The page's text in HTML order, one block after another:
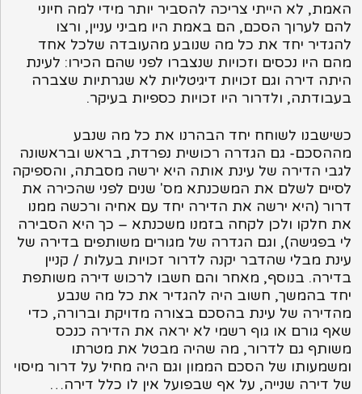
האמת, לא הייתי צריכה להסביר יותר מידי למה חיוני
להם לערוך הסכם, הם באמת היו מביני עניין, ורצו
להגדיר יחד את כל מה שנובע מהעובדה שלכל אחד
מהם היו נכסים וזכויות שנצברו לפני שהם הכירו: לעינת
היתה דירה וגם זכויות דיגיטליות לא שגרתיות שצברה
בעבודתה, ולדרור היו זכויות כספיות בעיקר.
כשישבנו לשוחח יחד הבהרנו את כל מה שנבע
מההסכם- גם הגדרה רכושית נפרדת, בראש ובראשונה
לגבי הדירה של עינת אותה היא ירשה מסבתה, והספיקה
לסיים לשלם את המשכנתא מס' שנים לפני שהכירה את
דרור (היא ירשה את הדירה יחד עם אחיה ורכשה ממנו
את חלקו ולכן לקחה בזמנו משכנתא – כך היא הסבירה
לי בפגישה), וגם הגדרה של מגורים משותפים בדירה של
עינת מבלי שהדבר יקנה לדרור זכויות בעלות / קניין
בדירה. בנוסף, מאחר והם חשבו לרכוש דירה משותפת
יחד בהמשך, חשוב היה להגדיר את כל מה שנבע
מהדירה של עינת בהסכם בצורה מדויקת וברורה, כדי
שאף גורם או גוף רשמי לא יראה את הדירה כנכס
משותף גם לדרור, מה שהיה מבטל את מטרתו
ומשמעותו של הסכם הממון וגם היה מחיל על דרור מיסוי
של דירה שנייה, על אף שבפועל אין לו כלל דירה…